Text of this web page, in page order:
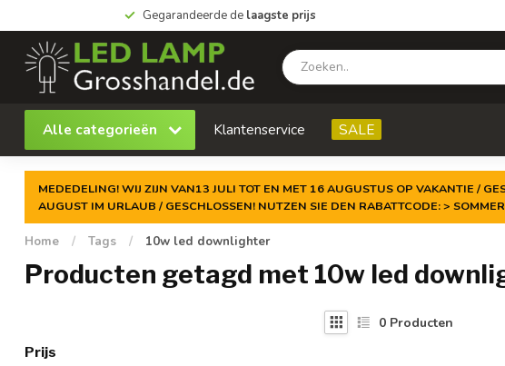
Gegarandeerde de laagste prijs
Alle categorieën Klantenservice SALE
MEDEDELING! WIJ ZIJN VAN13 JULI TOT EN MET 16 AUGUSTUS OP VAKANTIE /
AUGUST IM URLAUB / GESCHLOSSEN! NUTZEN SIE DEN RABATTCODE: >
Home / Tags / 10w led downlighter
Producten getagd met 10w led
Prijs
0 Producten